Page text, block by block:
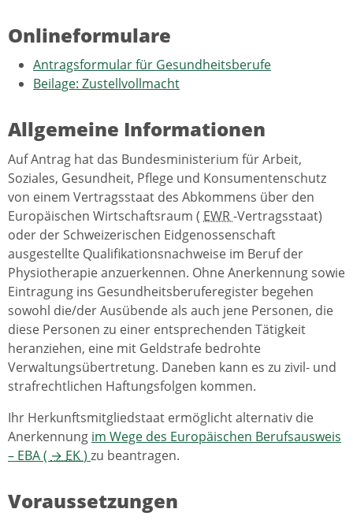
Onlineformulare
Antragsformular für Gesundheitsberufe
Beilage: Zustellvollmacht
Allgemeine Informationen
Auf Antrag hat das Bundesministerium für Arbeit,
Soziales, Gesundheit, Pflege und Konsumentenschutz
von einem Vertragsstaat des Abkommens über den
Europäischen Wirtschaftsraum ( EWR-Vertragsstaat)
oder der Schweizerischen Eidgenossenschaft
ausgestellte Qualifikationsnachweise im Beruf der
Physiotherapie anzuerkennen. Ohne Anerkennung sowie
Eintragung ins Gesundheitsberuferegister begehen
sowohl die/der Ausübende als auch jene Personen, die
diese Personen zu einer entsprechenden Tätigkeit
heranziehen, eine mit Geldstrafe bedrohte
Verwaltungsübertretung. Daneben kann es zu zivil- und
strafrechtlichen Haftungsfolgen kommen.
Ihr Herkunftsmitgliedstaat ermöglicht alternativ die
Anerkennung im Wege des Europäischen Berufsausweis
– EBA ( → EK) zu beantragen.
Voraussetzungen